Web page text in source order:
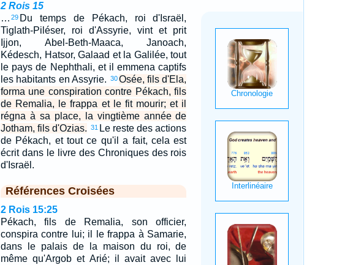
2 Rois 15
… 29 Du temps de Pékach, roi d'Israël,
Tiglath-Piléser, roi d'Assyrie, vint et prit
Ijjon, Abel-Beth-Maaca, Janoach,
Kédesch, Hatsor, Galaad et la Galilée, tout
le pays de Nephthali, et il emmena captifs
les habitants en Assyrie. 30Osée, fils d'Ela,
forma une conspiration contre Pékach, fils
de Remalia, le frappa et le fit mourir; et il
régna à sa place, la vingtième année de
Jotham, fils d'Ozias. 31 Le reste des actions
de Pékach, et tout ce qu'il a fait, cela est
écrit dans le livre des Chroniques des rois
d'Israël.
Références Croisées
2 Rois 15:25
Pékach, fils de Remalia, son officier,
conspira contre lui; il le frappa à Samarie,
dans le palais de la maison du roi, de
même qu'Argob et Arié; il avait avec lui